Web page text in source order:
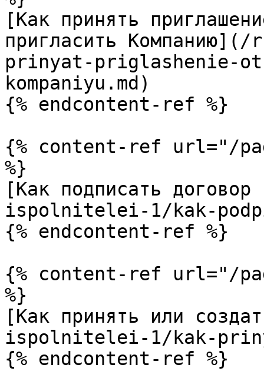
[Как принять
пригласить
prinyat-priglashenie-
kompaniyu.md)
{% endcontent-ref %}
{% content-ref url="/
%}
[Как подписать
ispolnitelei-1/kak-
{% endcontent-ref %}
{% content-ref url="/
%}
[Как принять или
ispolnitelei-1/kak-
{% endcontent-ref %}